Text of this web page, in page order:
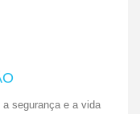
segurança e a vida